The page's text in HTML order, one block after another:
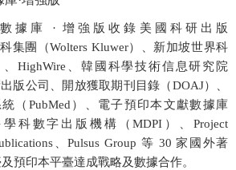
據庫 ·增強版收錄美國科研出版
集團（Wolters Kluwer）、 新加坡世界科
、HighWire 、韓國科學技術信息研究院
版公司、 開放獲取期刊目錄（DOAJ）、
（ PubMed ）、電子預印本文獻數據庫
學科數字出版機構（MDPI ）、Project
、Pulsus Group 等 30家國外著
預印本平臺達成戰略及數據合作。